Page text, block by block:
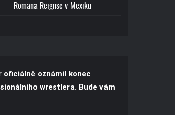
Romana Reignse v Mexiku
oficiálně oznámil konec
wrestlera. Bude vám